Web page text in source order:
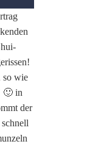
so wie
🙂 in
der